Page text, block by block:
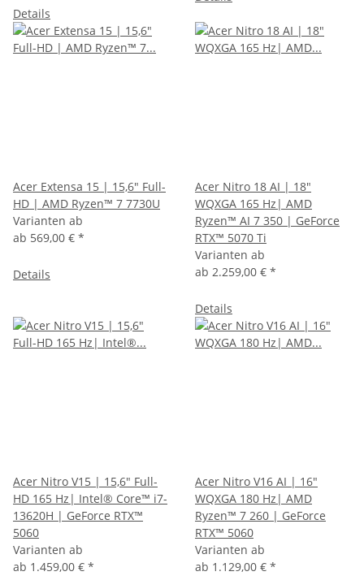
Details
Acer Extensa 15 | 15,6" Full-
HD | AMD Ryzen™ 7 7730U
Varianten ab
ab 569,00 € *
Details
Acer Nitro 18 AI | 18"
WQXGA 165 Hz| AMD
Ryzen™ AI 7 350 | GeForce
RTX™ 5070 Ti
Varianten ab
ab 2.259,00 € *
Details
Acer Nitro V15 | 15,6" Full-
HD 165 Hz| Intel® Core™ i7-
13620H | GeForce RTX™
5060
Varianten ab
ab 1.459,00 € *
Acer Nitro V16 AI | 16"
WQXGA 180 Hz| AMD
Ryzen™ 7 260 | GeForce
RTX™ 5060
Varianten ab
ab 1.129,00 € *